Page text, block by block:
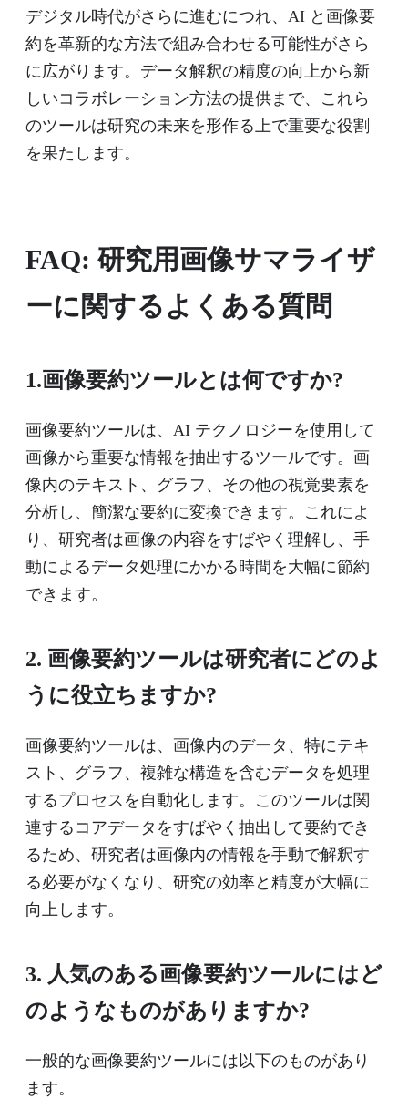
デジタル時代がさらに進むにつれ、AI と画像要
約を革新的な方法で組み合わせる可能性がさら
に広がります。データ解釈の精度の向上から新
しいコラボレーション方法の提供まで、これら
のツールは研究の未来を形作る上で重要な役割
を果たします。
FAQ: 研究用画像サマライザ
ーに関するよくある質問
1.画像要約ツールとは何ですか?
画像要約ツールは、AI テクノロジーを使用して
画像から重要な情報を抽出するツールです。画
像内のテキスト、グラフ、その他の視覚要素を
分析し、簡潔な要約に変換できます。これによ
り、研究者は画像の内容をすばやく理解し、手
動によるデータ処理にかかる時間を大幅に節約
できます。
2. 画像要約ツールは研究者にどのよ
うに役立ちますか?
画像要約ツールは、画像内のデータ、特にテキ
スト、グラフ、複雑な構造を含むデータを処理
するプロセスを自動化します。このツールは関
連するコアデータをすばやく抽出して要約でき
るため、研究者は画像内の情報を手動で解釈す
る必要がなくなり、研究の効率と精度が大幅に
向上します。
3. 人気のある画像要約ツールにはど
のようなものがありますか?
一般的な画像要約ツールには以下のものがあり
ます。